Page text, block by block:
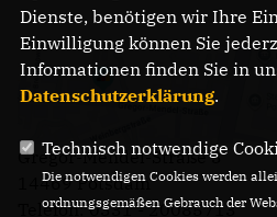
Gregor-Mendel-Straße 3
14469 Potsdam
Telefon: 0331 - 20085713
Dienste, benötigen wir Ihre
Einwilligung können Sie
Informationen finden Sie in
Datenschutzerklärung.
Technisch notwendige
Die notwendigen Cookies werden
ordnungsgemäßen Gebrauch der